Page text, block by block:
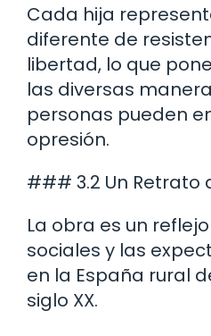
Cada hija
diferente de
libertad, lo que
las diversas
personas pueden
opresión.
### 3.2 Un Retrato
La obra es un
sociales y las
en la España rural
siglo XX.